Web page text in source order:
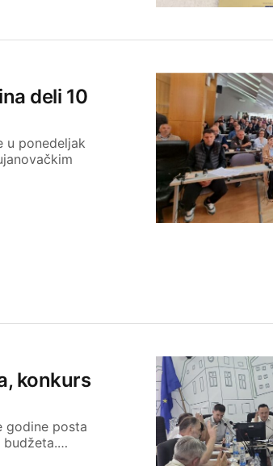
deli 10
u ponedeljak
konkurs
godine posta
budžeta.…